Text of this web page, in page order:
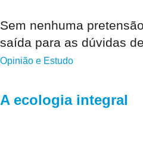
Sem nenhuma
saída para as dúvidas
Opinião e Estudo
A ecologia integral